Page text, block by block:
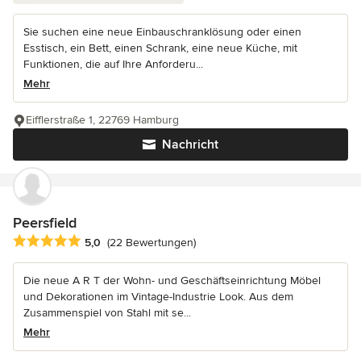
Sie suchen eine neue Einbauschranklösung oder einen
Esstisch, ein Bett, einen Schrank, eine neue Küche, mit
Funktionen, die auf Ihre Anforderu...
Mehr
Nachricht
Eifflerstraße 1, 22769 Hamburg
Peersfield
Durchschnittliche Bewertung: 5 von 5 Sternen
5,0 (22 Bewertungen)
Die neue A R T der Wohn- und Geschäftseinrichtung Möbel
und Dekorationen im Vintage-Industrie Look. Aus dem
Zusammenspiel von Stahl mit se...
Mehr